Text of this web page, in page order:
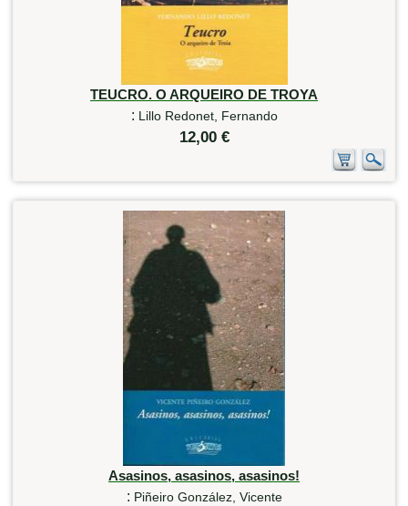
TEUCRO. O ARQUEIRO DE TROYA
: Lillo Redonet, Fernando
12,00 €
Asasinos, asasinos, asasinos!
: Piñeiro González, Vicente